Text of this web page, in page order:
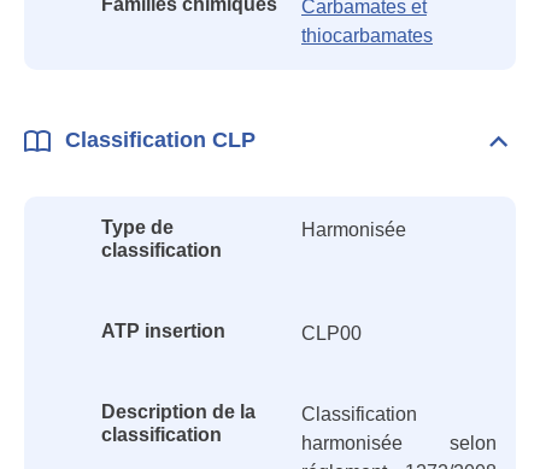
Familles chimiques
Carbamates et
thiocarbamates
Classification CLP
Type de
classification
Harmonisée
ATP insertion CLP00
Description de la
classification
Classification
harmonisée selon